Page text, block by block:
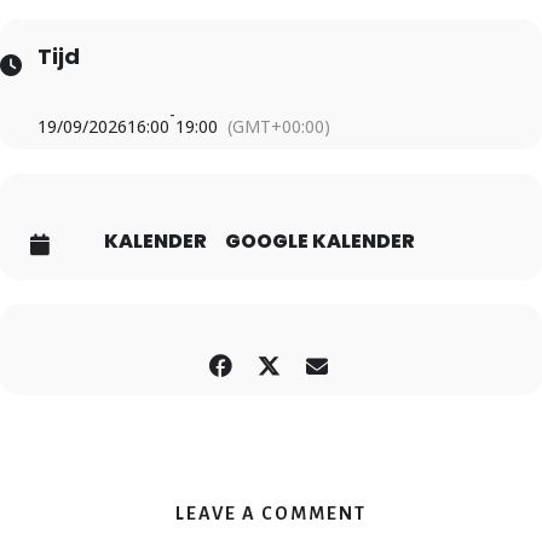
Tijd
19/09/202616:00
-
19:00 (GMT+00:00)
KALENDER GOOGLE KALENDER
LEAVE A COMMENT